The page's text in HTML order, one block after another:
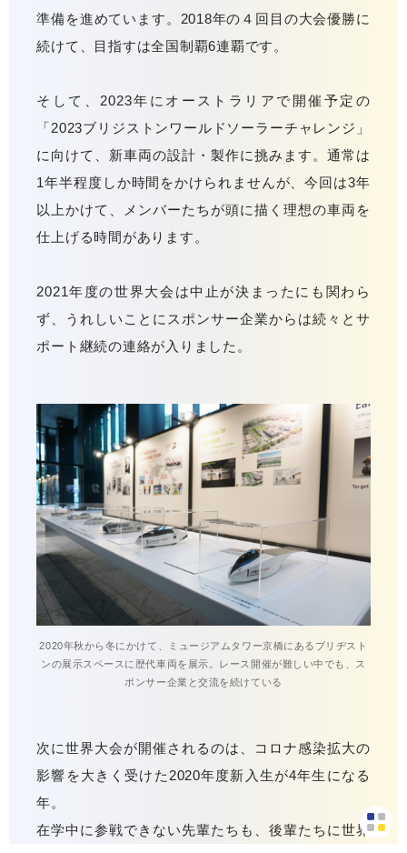
準備を進めています。2018年の４回目の大会優勝に
続けて、目指すは全国制覇6連覇です。
そして、2023年にオーストラリアで開催予定の
「2023ブリジストンワールドソーラーチャレンジ」
に向けて、新車両の設計・製作に挑みます。通常は
1年半程度しか時間をかけられませんが、今回は3年
以上かけて、メンバーたちが頭に描く理想の車両を
仕上げる時間があります。
2021年度の世界大会は中止が決まったにも関わら
ず、うれしいことにスポンサー企業からは続々とサ
ポート継続の連絡が入りました。
2020年秋から冬にかけて、ミュージアムタワー京橋にあるブリヂスト
ンの展示スペースに歴代車両を展示。レース開催が難しい中でも、ス
ポンサー企業と交流を続けている
次に世界大会が開催されるのは、コロナ感染拡大の
影響を大きく受けた2020年度新入生が4年生になる
年。
在学中に参戦できない先輩たちも、後輩たちに世界